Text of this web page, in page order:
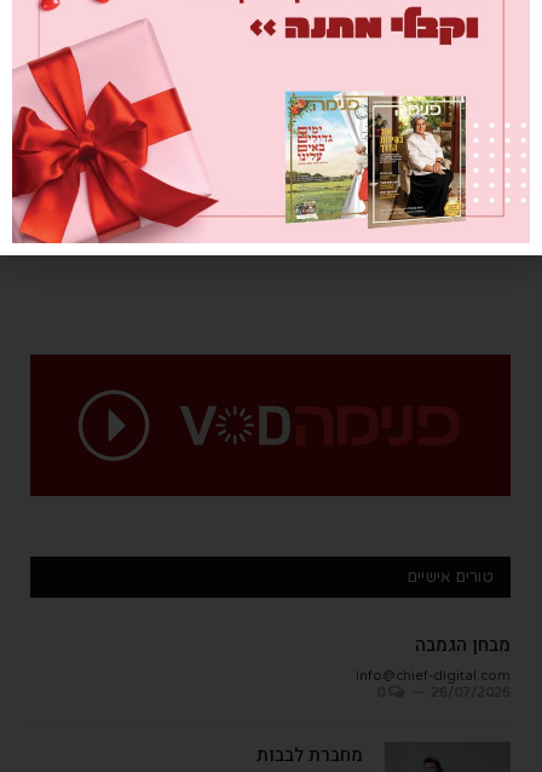
טל ביסמוט 26/07/2018
פסטיבל 'עולה מן המדבר' השנתי במושב מעון משך אליו השנה למעלה
מ-1,000 נשים שבאו לחגוג עם מוזיקה, פרחים והרבה עוצמה נשית. יצאנו
לרקוד
טורים אישיים
מבחן הגמבה
info@chief-digital.com
מחברת לבבות